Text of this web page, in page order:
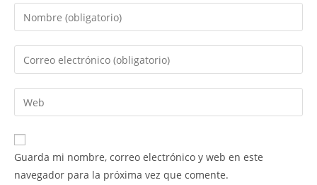
Guarda mi nombre, correo electrónico y web en este
navegador para la próxima vez que comente.